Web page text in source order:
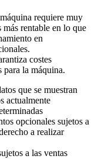
requiere muy
rentable en lo que
en
costes
para la máquina.
que se muestran
actualmente
opcionales sujetos a
a realizar
a las ventas